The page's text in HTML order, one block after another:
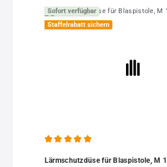
Sofort verfügbar
Staffelrabatt sichern
Lärmschutzdüse für Blaspistole, M